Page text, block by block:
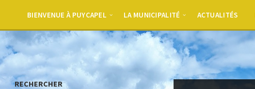
BIENVENUE À PUYCAPEL LA MUNICIPALITÉ ACTUALITÉS
RECHERCHER